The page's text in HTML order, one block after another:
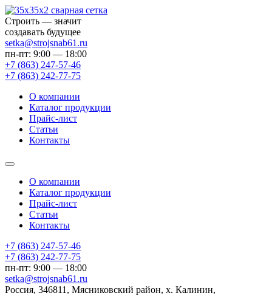
Строить — значит
создавать будущее
setka@strojsnab61.ru
пн-пт: 9:00 — 18:00
+7 (863) 247-57-46
+7 (863) 242-77-75
О компании
Каталог продукции
Прайс-лист
Статьи
Контакты
О компании
Каталог продукции
Прайс-лист
Статьи
Контакты
+7 (863) 247-57-46
+7 (863) 242-77-75
пн-пт: 9:00 — 18:00
setka@strojsnab61.ru
Россия, 346811, Мясниковский район, х. Калинин,